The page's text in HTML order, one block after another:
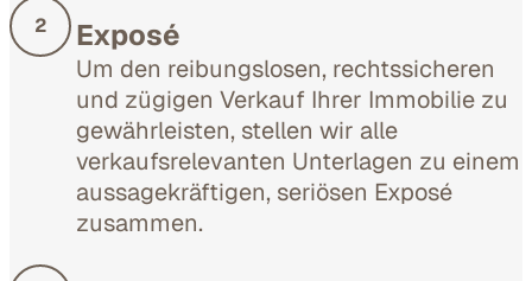
2 Exposé
Um den reibungslosen, rechtssicheren
und zügigen Verkauf Ihrer Immobilie zu
gewährleisten, stellen wir alle
verkaufsrelevanten Unterlagen zu einem
aussagekräftigen, seriösen Exposé
zusammen.